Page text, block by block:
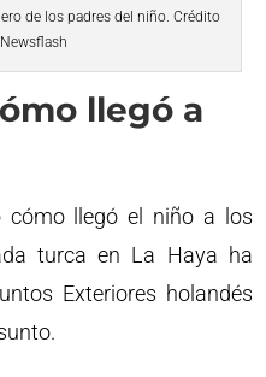
de los padres del niño. Crédito
llegó a
cómo llegó el niño a los
turca en La Haya ha
Exteriores holandés